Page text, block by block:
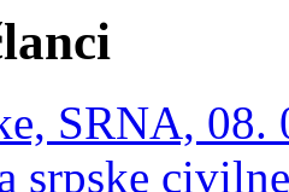
SRNA,
srpske